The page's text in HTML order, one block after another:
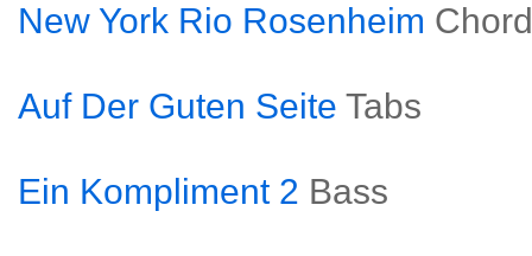
New York Rio Rosenheim
Auf Der Guten Seite Tabs
Ein Kompliment 2 Bass